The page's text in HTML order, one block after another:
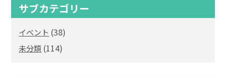
サブカテゴリー
イベント (38)
未分類 (114)